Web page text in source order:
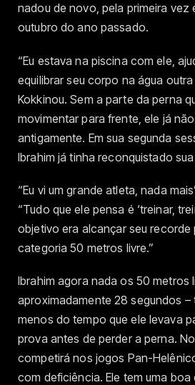
nadou de novo, pela primeira vez
outubro do ano passado.
“Eu estava na piscina com ele,
equilibrar seu corpo na água outra
Kokkinou. Sem a parte da perna
movimentar para frente, ele já
antigamente. Em sua segunda
Ibrahim já tinha reconquistado
“Eu vi um grande atleta, nada
“Tudo que ele pensa é ‘treinar,
objetivo era alcançar seu recorde
categoria 50 metros livre.”
Ibrahim agora nada os 50 metros
aproximadamente 28 segundos –
menos do tempo que ele levava
prova antes de perder a perna.
competirá nos jogos Pan-
com deficiência. Ele tem uma